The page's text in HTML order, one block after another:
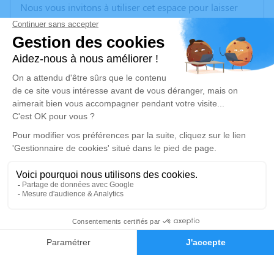
Faire-part Hommages
Nous vous invitons à utiliser cet espace pour laisser
vos condoléances, partager des photos souvenirs, une
anecdote ou exprimer vos pensées à travers des
poèmes ou des textes. Cet endroit est un lieu
d'expression dédié à honorer la mémoire de Michael
WADE.
Un service de plantation d’arbre hommage est
disponible ici.
Je rends hommage
Crémation
Crématorium de Landouge, le Cavou 87000
Limogs de Limoges